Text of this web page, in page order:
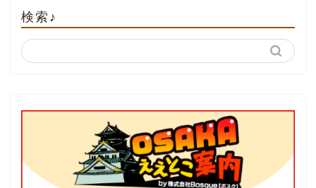
検索♪